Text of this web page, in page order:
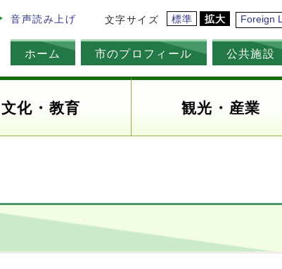
音声読み上げ 文字サイズ 標準 拡大 Foreign
ホーム 市のプロフィール 公共施設
文化・教育 観光・産業